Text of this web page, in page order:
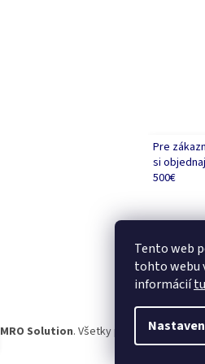
Tento web
tohto webu
informáciítu
Pre
si
500€
MRO Solution. Všetky práva vyhradené.